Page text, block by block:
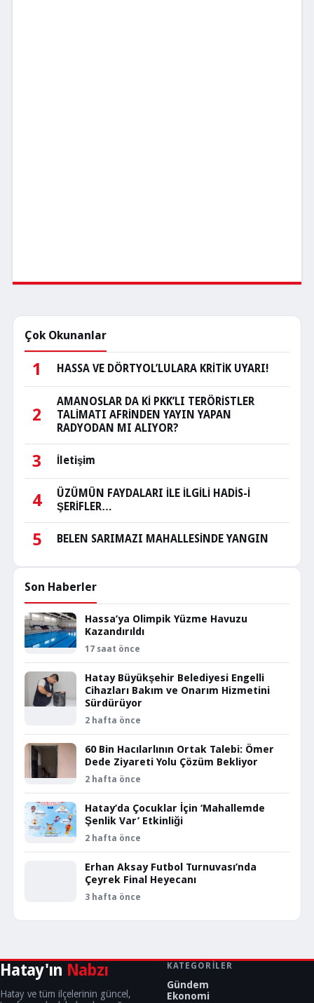
Çok Okunanlar
1 HASSA VE DÖRTYOL’LULARA KRİTİK UYARI!
2
AMANOSLAR DA Kİ PKK’LI TERÖRİSTLER
TALİMATI AFRİNDEN YAYIN YAPAN
RADYODAN MI ALIYOR?
3 İletişim
4
ÜZÜMÜN FAYDALARI İLE İLGİLİ HADİS-İ
ŞERİFLER…
5 BELEN SARIMAZI MAHALLESİNDE YANGIN
Son Haberler
Hassa’ya Olimpik Yüzme Havuzu
Kazandırıldı
17 saat önce
Hatay Büyükşehir Belediyesi Engelli
Cihazları Bakım ve Onarım Hizmetini
Sürdürüyor
2 hafta önce
60 Bin Hacılarlının Ortak Talebi: Ömer
Dede Ziyareti Yolu Çözüm Bekliyor
2 hafta önce
Hatay’da Çocuklar İçin ‘Mahallemde
Şenlik Var’ Etkinliği
2 hafta önce
Erhan Aksay Futbol Turnuvası’nda
Çeyrek Final Heyecanı
3 hafta önce
Hatay'ın Nabzı
Hatay ve tüm ilçelerinin güncel,
KATEGORILER
Gündem
Ekonomi